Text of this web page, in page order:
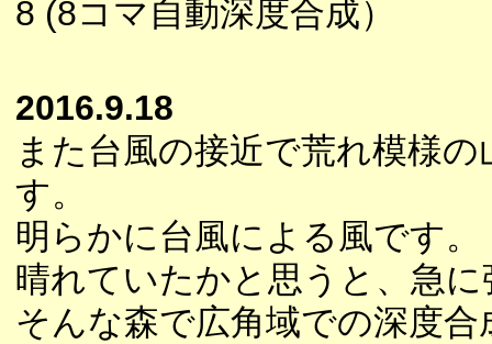
8 (8コマ自動深度合成）
2016.9.18
また台風の接近で荒れ模様
す。
明らかに台風による風です。
晴れていたかと思うと、急
そんな森で広角域での深度